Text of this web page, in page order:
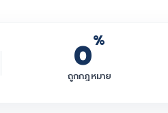
0%
ถูกกฎหมาย